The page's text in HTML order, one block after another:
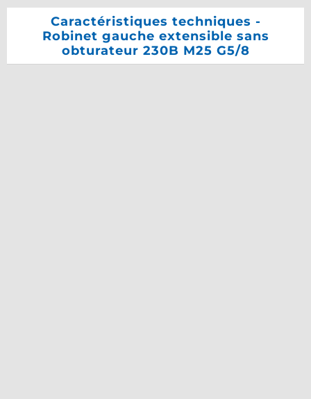
Caractéristiques techniques -
Robinet gauche extensible sans
obturateur 230B M25 G5/8